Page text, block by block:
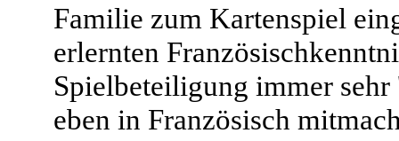
Familie zum Kartenspiel
erlernten
Spielbeteiligung immer sehr
eben in Französisch